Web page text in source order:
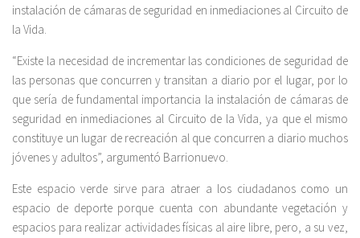
instalación de cámaras de seguridad en inmediaciones al Circuito de
la Vida.
“Existe la necesidad de incrementar las condiciones de seguridad de
las personas que concurren y transitan a diario por el lugar, por lo
que sería de fundamental importancia la instalación de cámaras de
seguridad en inmediaciones al Circuito de la Vida, ya que el mismo
constituye un lugar de recreación al que concurren a diario muchos
jóvenes y adultos”, argumentó Barrionuevo.
Este espacio verde sirve para atraer a los ciudadanos como un
espacio de deporte porque cuenta con abundante vegetación y
espacios para realizar actividades físicas al aire libre, pero, a su vez,